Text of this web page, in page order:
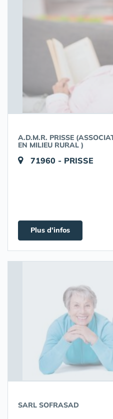
A.D.M.R. PRISSE
EN MILIEU RURAL )
71960 - PRISSE
Plus d'infos
SARL SOFRASAD